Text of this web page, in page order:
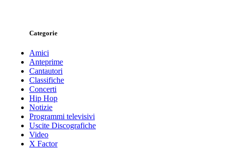
Categorie
Amici
Anteprime
Cantautori
Classifiche
Concerti
Hip Hop
Notizie
Programmi televisivi
Uscite Discografiche
Video
X Factor